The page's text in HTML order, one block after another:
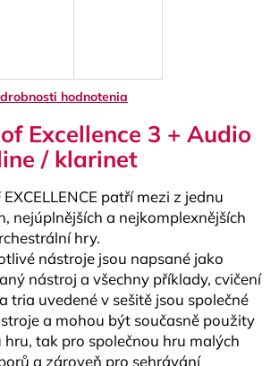
hodnotenia
Excellence 3 + Audio
/ klarinet
patří mezi z jednu
nejúplnějších a nejkomplexnějších
hry.
nástroje jsou napsané jako
nástroj a všechny příklady, cvičení
tria uvedené v sešitě jsou společné
a mohou být současně použity
hru, tak pro společnou hru malých
a zároveň pro sehrávání